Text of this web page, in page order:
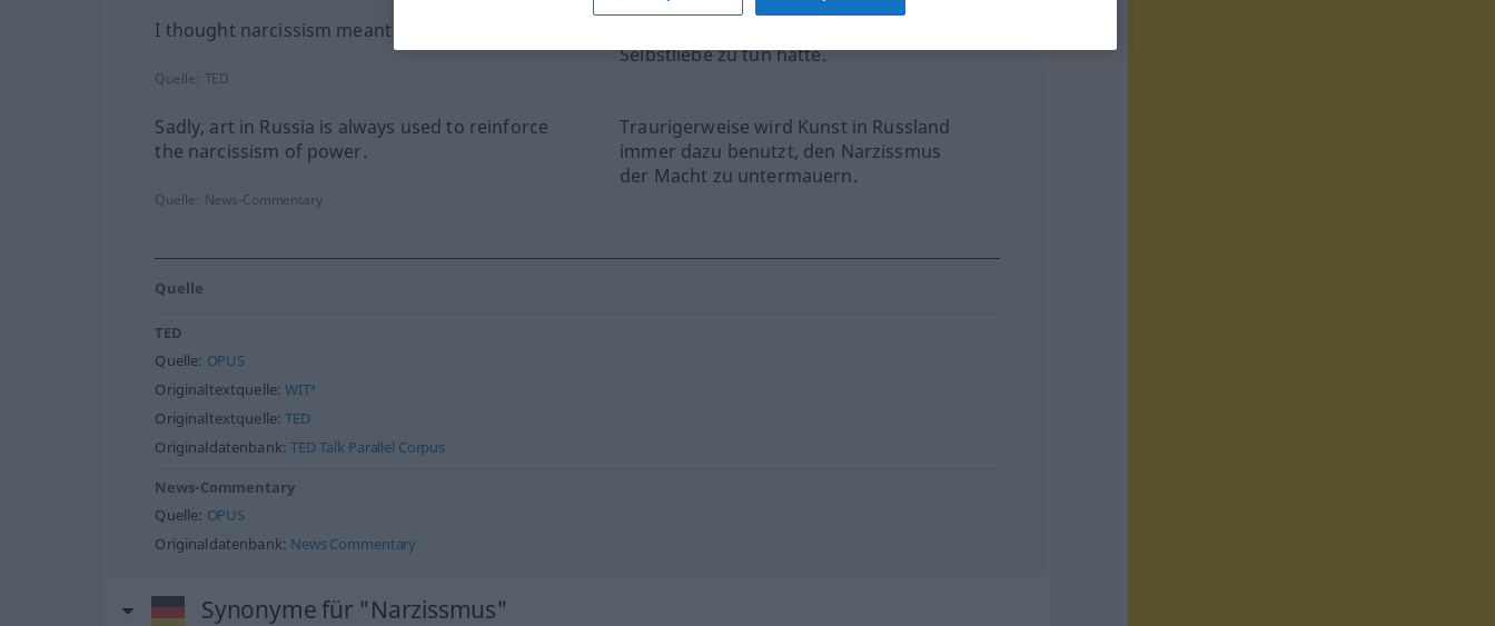
I thought narcissism meant you loved yourself.
Selbstliebe zu tun hätte.
Quelle: TED
Sadly, art in Russia is always used to reinforce
the narcissism of power.
Traurigerweise wird Kunst in Russland
immer dazu benutzt, den Narzissmus
der Macht zu untermauern.
Quelle: News-Commentary
Quelle
TED
Quelle: OPUS
Originaltextquelle:WIT³
Originaltextquelle:TED
Originaldatenbank:TED Talk Parallel Corpus
News-Commentary
Quelle: OPUS
Originaldatenbank: News Commentary
Synonyme für "Narzissmus"